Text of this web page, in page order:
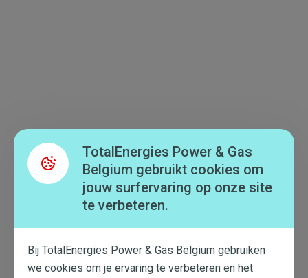
TotalEnergies Power & Gas
Belgium gebruikt cookies om
jouw surfervaring op onze site
te verbeteren.
Bij TotalEnergies Power & Gas Belgium gebruiken
we cookies om je ervaring te verbeteren en het